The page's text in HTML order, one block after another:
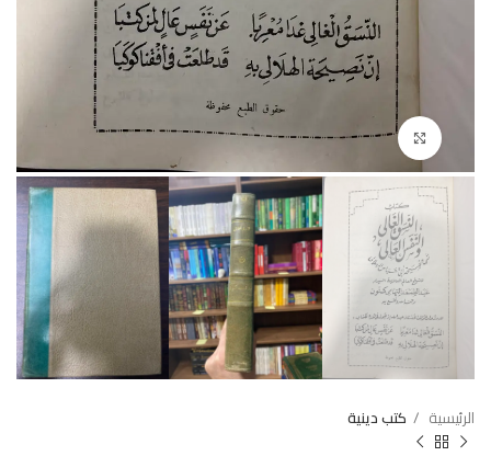
Click to enlarge
الرئيسية كتب دينية